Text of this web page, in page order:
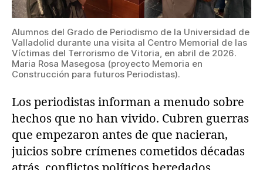
Alumnos del Grado de Periodismo de la Universidad de
Valladolid durante una visita al Centro Memorial de las
Víctimas del Terrorismo de Vitoria, en abril de 2026.
Maria Rosa Masegosa (proyecto Memoria en
Construcción para futuros Periodistas).
Los periodistas informan a menudo sobre
hechos que no han vivido. Cubren guerras
que empezaron antes de que nacieran,
juicios sobre crímenes cometidos décadas